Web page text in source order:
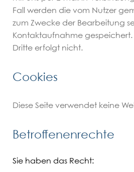
Fall werden die vom Nutzer
zum Zwecke der Bearbeitung
Kontaktaufnahme
Dritte erfolgt nicht.
Cookies
Diese Seite verwendet keine
Betroffenenrechte
Sie haben das Recht: